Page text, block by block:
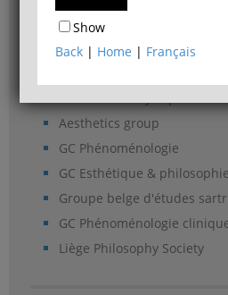
Access & maps
Philosophy Department
Aesthetics group
GC Phénoménologie
GC Esthétique &
Groupe belge d'études
GC Phénoménologie
Liège Philosophy Society
Show
Back | Home | Français